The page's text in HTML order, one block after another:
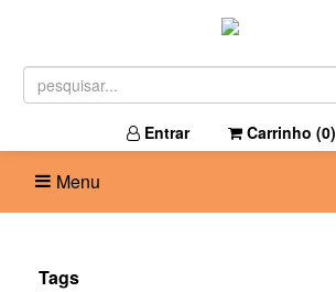
Entrar Carrinho (0)
Menu
Tags